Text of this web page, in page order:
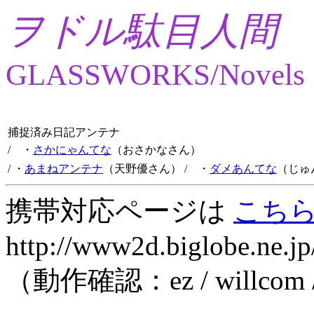
ヲドル駄目人間
GLASSWORKS/Novels
捕捉済み日記アンテナ
/ ・ さかにゃんてな （おさかなさん）
/ ・ あまねアンテナ （天野優さん） / ・ ダメあんてな （じ
携帯対応ページは こち
http://
（動作確認：ez /